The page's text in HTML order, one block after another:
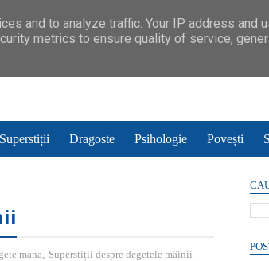
Superstiții Dragoste Psihologie Povești
mana, Superstiții despre degetele mâinii
and to analyze traffic. Your IP address and
metrics to ensure quality of service,